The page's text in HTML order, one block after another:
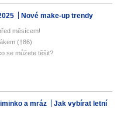
Nové make-up trendy
měsícem!
(†86)
se můžete těšit?
a mráz
Jak vybírat letní